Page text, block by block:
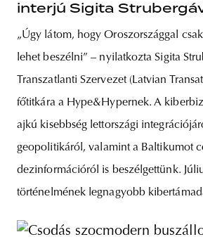
interjú Sigita
„Úgy látom, hogy Oroszországgal
lehet beszélni” – nyilatkozta Sigita
Transzatlanti Szervezet (Latvian
főtitkára a Hype&Hypernek. A
ajkú kisebbség lettországi
geopolitikáról, valamint a Baltikumot
dezinformációról is beszélgettünk.
történelmének legnagyobb